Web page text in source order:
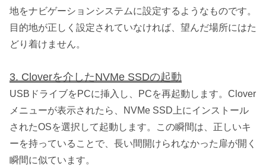
地をナビゲーションシステムに設定するようなものです。
目的地が正しく設定されていなければ、望んだ場所にはた
どり着けません。
3. Cloverを介したNVMe SSDの起動
USBドライブをPCに挿入し、PCを再起動します。Clover
メニューが表示されたら、NVMe SSD上にインストール
されたOSを選択して起動します。この瞬間は、正しいキ
ーを持っていることで、長い間開けられなかった扉が開く
瞬間に似ています。